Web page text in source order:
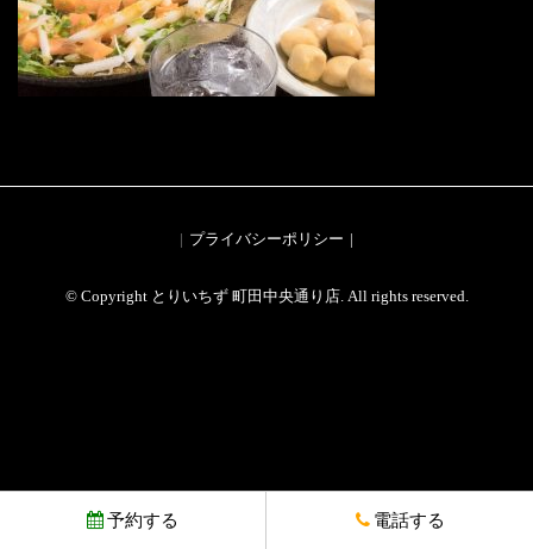
プライバシーポリシー
© Copyright とりいちず 町田中央通り店. All rights reserved.
予約する 電話する